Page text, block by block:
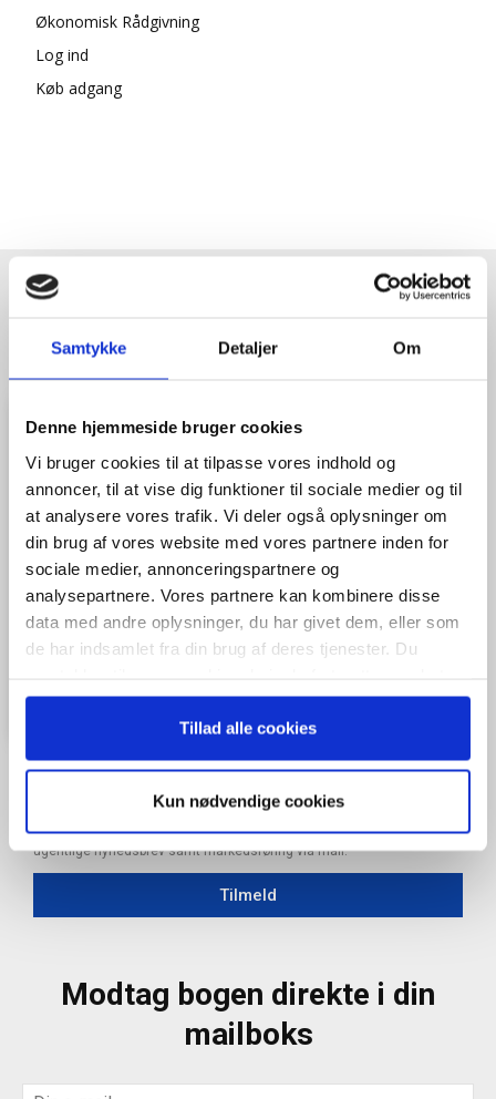
Samtykke Detaljer Om
Denne hjemmeside bruger cookies
Vi bruger cookies til at tilpasse vores indhold og
annoncer, til at vise dig funktioner til sociale medier og til
at analysere vores trafik. Vi deler også oplysninger om
din brug af vores website med vores partnere inden for
sociale medier, annonceringspartnere og
analysepartnere. Vores partnere kan kombinere disse
data med andre oplysninger, du har givet dem, eller som
de har indsamlet fra din brug af deres tjenester. Du
anvende vores hjemmeside.
Tillad alle cookies
Kun nødvendige cookies
Økonomisk Rådgivning
Log ind
Køb adgang
EN DANSK BESTYRELSE"
Når du trykker "modtag bogen" bliver du tilmeldt Bestyrelsesguidens
ugentlige nyhedsbrev samt markedsføring via mail.
Tilmeld
Modtag bogen direkte i din
mailboks